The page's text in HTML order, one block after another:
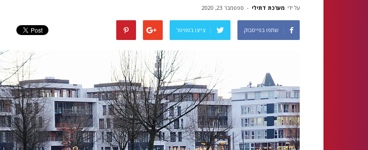
על ידי מערכת דתילי - ספטמבר 23, 2020
שתפו בפייסבוק צייצו בטוויטר